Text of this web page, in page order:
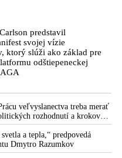
predstavil
svojej vízie
ktorý slúži ako základ pre
odštiepeneckej
veľvyslanectva treba merať
rozhodnutí a krokov
Zelenskyj zhromaždeným
Trump mu potom odkázal,
systémy Patriot
a tepla,“ predpovedá
Dmytro Razumkov